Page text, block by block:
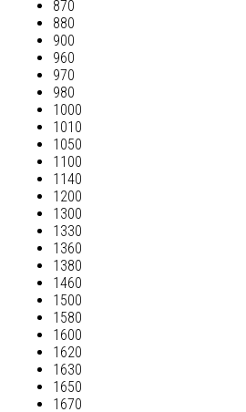
870
880
900
960
970
980
1000
1010
1050
1100
1140
1200
1300
1330
1360
1380
1460
1500
1580
1600
1620
1630
1650
1670